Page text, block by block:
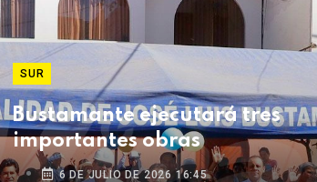
SUR
Bustamante ejecutará tres
importantes obras
6 DE JULIO DE 2026 16:45